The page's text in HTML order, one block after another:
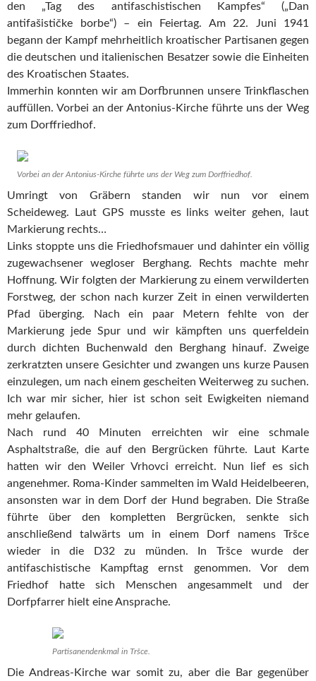
den „Tag des antifaschistischen Kampfes“ („Dan
antifašističke borbe“) – ein Feiertag. Am 22. Juni 1941
begann der Kampf mehrheitlich kroatischer Partisanen gegen
die deutschen und italienischen Besatzer sowie die Einheiten
des Kroatischen Staates.
Immerhin konnten wir am Dorfbrunnen unsere Trinkflaschen
auffüllen. Vorbei an der Antonius-Kirche führte uns der Weg
zum Dorffriedhof.
Vorbei an der Antonius-Kirche führte uns der Weg zum Dorffriedhof.
Umringt von Gräbern standen wir nun vor einem
Scheideweg. Laut GPS musste es links weiter gehen, laut
Markierung rechts…
Links stoppte uns die Friedhofsmauer und dahinter ein völlig
zugewachsener wegloser Berghang. Rechts machte mehr
Hoffnung. Wir folgten der Markierung zu einem verwilderten
Forstweg, der schon nach kurzer Zeit in einen verwilderten
Pfad überging. Nach ein paar Metern fehlte von der
Markierung jede Spur und wir kämpften uns querfeldein
durch dichten Buchenwald den Berghang hinauf. Zweige
zerkratzten unsere Gesichter und zwangen uns kurze Pausen
einzulegen, um nach einem gescheiten Weiterweg zu suchen.
Ich war mir sicher, hier ist schon seit Ewigkeiten niemand
mehr gelaufen.
Nach rund 40 Minuten erreichten wir eine schmale
Asphaltstraße, die auf den Bergrücken führte. Laut Karte
hatten wir den Weiler Vrhovci erreicht. Nun lief es sich
angenehmer. Roma-Kinder sammelten im Wald Heidelbeeren,
ansonsten war in dem Dorf der Hund begraben. Die Straße
führte über den kompletten Bergrücken, senkte sich
anschließend talwärts um in einem Dorf namens Tršce
wieder in die D32 zu münden. In Tršce wurde der
antifaschistische Kampftag ernst genommen. Vor dem
Friedhof hatte sich Menschen angesammelt und der
Dorfpfarrer hielt eine Ansprache.
Partisanendenkmal in Tršce.
Die Andreas-Kirche war somit zu, aber die Bar gegenüber